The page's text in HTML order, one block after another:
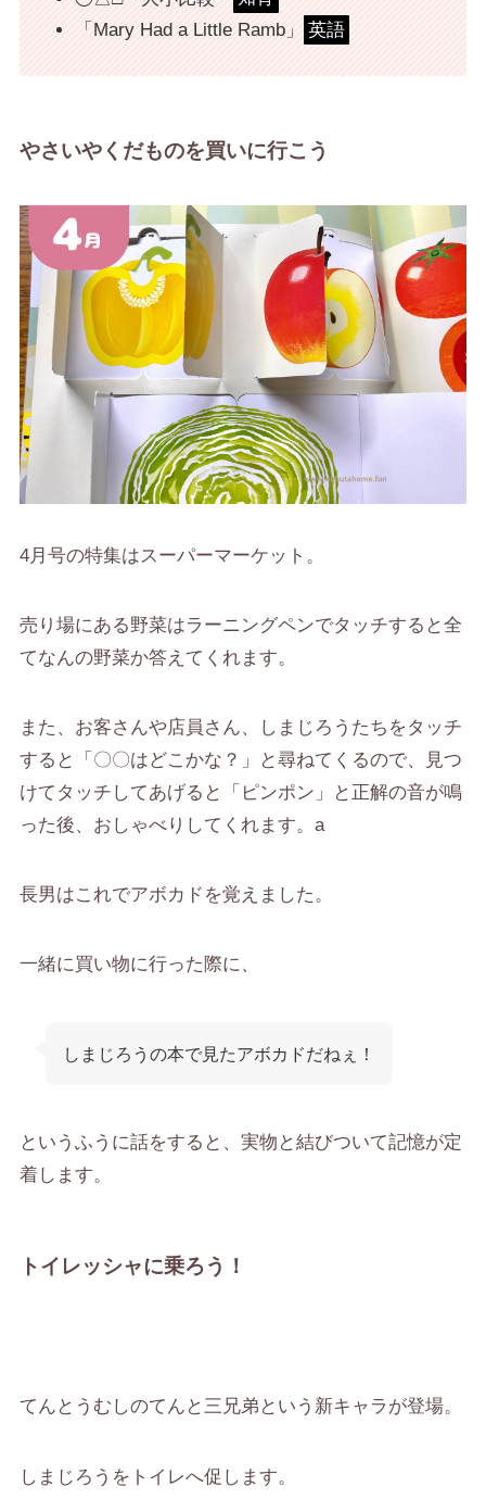
「Mary Had a Little Ramb」
英語
やさいやくだものを買いに行こう
4月号の特集はスーパーマーケット。
売り場にある野菜はラーニングペンでタッチすると全
てなんの野菜か答えてくれます。
また、お客さんや店員さん、しまじろうたちをタッチ
すると「〇〇はどこかな？」と尋ねてくるので、見つ
けてタッチしてあげると「ピンポン」と正解の音が鳴
った後、おしゃべりしてくれます。a
長男はこれでアボカドを覚えました。
一緒に買い物に行った際に、
しまじろうの本で見たアボカドだねぇ！
というふうに話をすると、実物と結びついて記憶が定
着します。
トイレッシャに乗ろう！
てんとうむしのてんと三兄弟という新キャラが登場。
しまじろうをトイレへ促します。